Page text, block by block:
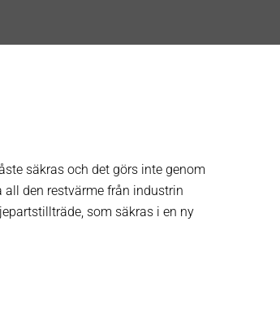
säkras och det görs inte genom
den restvärme från industrin
som säkras i en ny